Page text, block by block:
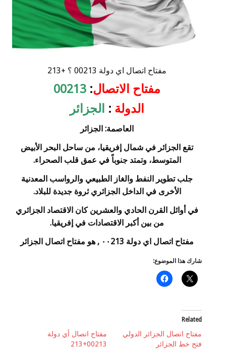
مفتاح اتصال اي دولة 00213 ؟ +213
مفتاح الاتصال:
00213
الدولة : الجزائر
العاصمة: الجزائر
تقع الجزائر في شمال إفريقيا، من ساحل البحر الأبيض
المتوسط، وتمتد جنوباً في عمق قلب الصحراء.
جلب تطوير النفط والغاز الطبيعي والرواسب المعدنية
الأخرى في الداخل الجزائري ثروة جديدة للبلاد.
في أوائل القرن الحادي والعشرين كان الاقتصاد الجزائري
من بين أكبر الاقتصادات في إفريقيا.
مفتاح اتصال اي دولة ٠٠213 , هو مفتاح اتصال الجزائر
شارك هذا الموضوع:
Related
مفتاح اتصال الجزائر الدولي
فتح خط الجزائر
مفتاح اتصال أي دولة
00213+213